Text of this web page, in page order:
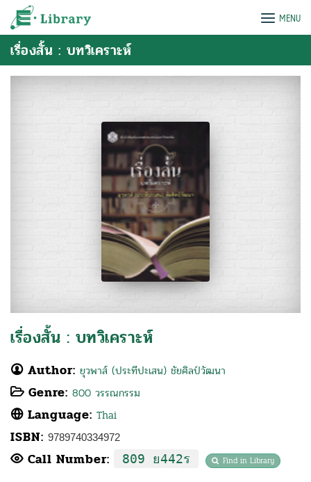
Skip
content
e-Library MENU
เรื่องสั้น : บทวิเคราะห์
เรื่องสั้น : บทวิเคราะห์
Author: ยุวพาส์ (ประทีปะเสน) ชัยศิลป์วัฒนา
Genre: 800 วรรณกรรม
Language: Thai
ISBN: 9789740334972
Call Number: 809 ย442ร Find in Library